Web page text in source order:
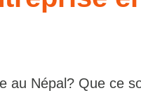
au Népal? Que ce